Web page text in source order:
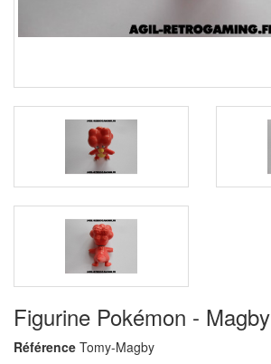
Figurine Pokémon - Magby
Référence Tomy-Magby